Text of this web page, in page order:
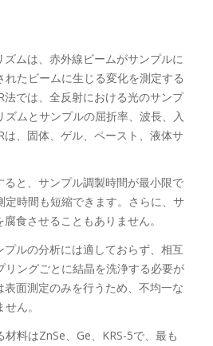
ムは、赤外線ビームがサンプルに
たビームに生じる変化を測定する
法では、全反射における光のサンプ
ズムとサンプルの屈折率、波長、入
、固体、ゲル、ペースト、液体サ
ると、サンプル調製時間が最小限で
時間も短縮できます。さらに、サ
食させることもありません。
プルの分析には適しておらず、相互
リングごとに結晶を洗浄する必要が
表面測定のみを行うため、不均一な
ん。
料はZnSe、Ge、KRS-5で、最も